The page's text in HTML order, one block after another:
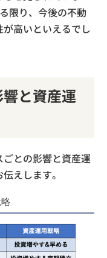
限り、今後の不動
高いといえるでし
と資産運
との影響と資産運
えします。